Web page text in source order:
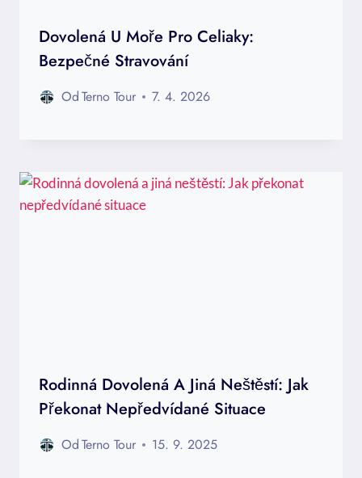
Dovolená U Moře Pro Celiaky:
Bezpečné Stravování
OdTerno Tour 7. 4. 2026
Rodinná Dovolená A Jiná Neštěstí: Jak
Překonat Nepředvídané Situace
OdTerno Tour 15. 9. 2025